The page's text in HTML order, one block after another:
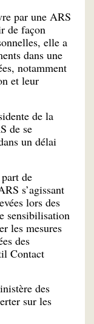
par une ARS
de façon
elle a
dans une
notamment
et leur
de la
de se
un délai
de
s’agissant
lors des
sensibilisation
les mesures
des
Contact
des
sur les